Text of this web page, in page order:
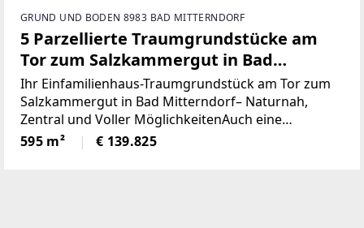
GRUND UND BODEN 8983 BAD MITTERNDORF
5 Parzellierte Traumgrundstücke am
Tor zum Salzkammergut in Bad
Mitterndorf - naturnah, zentral und
voller Möglichkeiten (Provisionsfrei)
Ihr Einfamilienhaus-Traumgrundstück am Tor zum
Salzkammergut in Bad Mitterndorf– Naturnah,
Zentral und Voller MöglichkeitenAuch eine
touristische Vermietung ist nach Absprache mit der
Gemeinde möglich.Die Loipe und Therme
595 m² € 139.825